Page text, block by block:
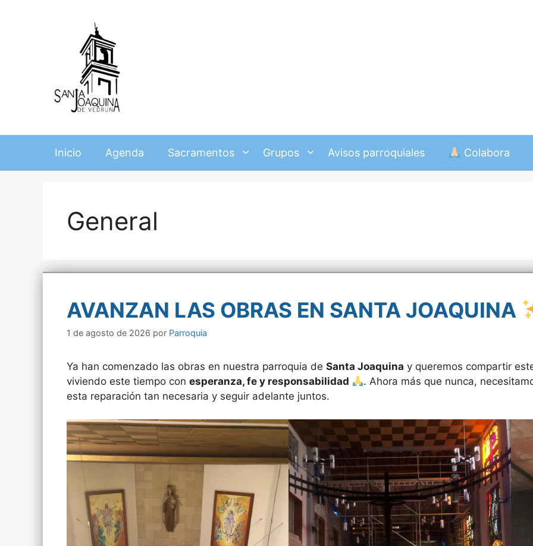
Inicio Agenda Sacramentos Grupos Avisos parroquiales Colabora
General
AVANZAN LAS OBRAS EN SANTA JOAQUINA
1 de agosto de 2026 por Parroquia
Ya han comenzado las obras en nuestra parroquia de Santa Joaquina y queremos compartir
viviendo este tiempo con esperanza, fe y responsabilidad
. Ahora más que nunca,
esta reparación tan necesaria y seguir adelante juntos.